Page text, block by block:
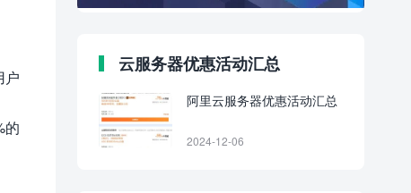
户
的
云服务器优惠活动汇总
阿里云服务器优惠活动汇总
2024-12-06